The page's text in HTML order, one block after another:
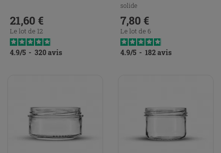
Prix
21,60 €
Le lot de 12
4.9/5 - 320avis
solide
Prix
7,80 €
Le lot de 6
4.9/5 - 182avis